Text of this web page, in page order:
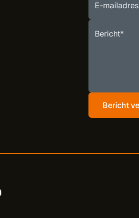
E-mailadres
Bericht